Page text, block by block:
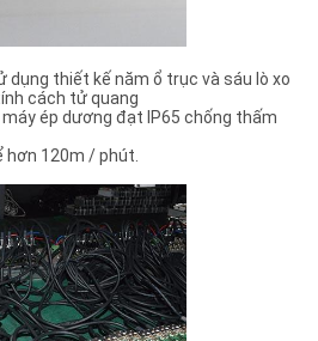
dụng thiết kế năm ổ trục và sáu lò xo
cách tử quang
ép dương đạt IP65 chống thấm
hơn 120m / phút.